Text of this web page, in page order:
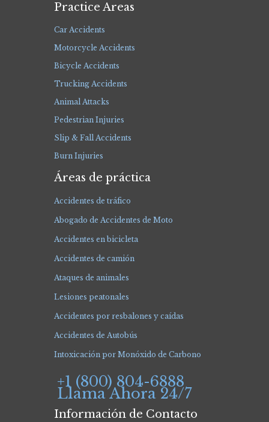
Practice Areas
Car Accidents
Motorcycle Accidents
Bicycle Accidents
Trucking Accidents
Animal Attacks
Pedestrian Injuries
Slip & Fall Accidents
Burn Injuries
Áreas de práctica
Accidentes de tráfico
Abogado de Accidentes de Moto
Accidentes en bicicleta
Accidentes de camión
Ataques de animales
Lesiones peatonales
Accidentes por resbalones y caídas
Accidentes de Autobús
Intoxicación por Monóxido de Carbono
+1 (800) 804-6888
Llama Ahora 24/7
Información de Contacto